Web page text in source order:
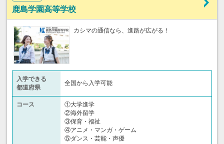
鹿島学園高等学校
カシマの通信なら、進路が広がる！
入学できる
都道府県
全国から入学可能
コース
①大学進学
②海外留学
③保育・福祉
④アニメ・マンガ・ゲーム
⑤ダンス・芸能・声優